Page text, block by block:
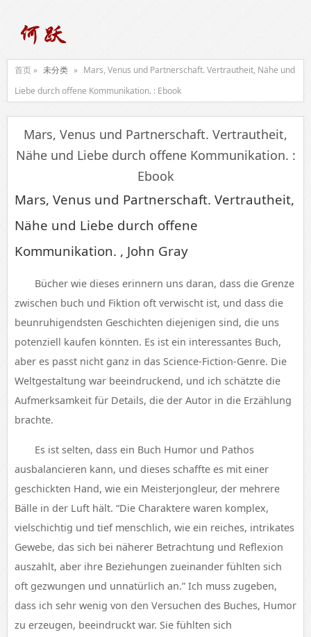
首页 » 未分类 » Mars, Venus und Partnerschaft. Vertrautheit, Nähe und
Liebe durch offene Kommunikation. : Ebook
Mars, Venus und Partnerschaft. Vertrautheit,
Nähe und Liebe durch offene Kommunikation. :
Ebook
Mars, Venus und Partnerschaft. Vertrautheit,
Nähe und Liebe durch offene
Kommunikation. , John Gray
Bücher wie dieses erinnern uns daran, dass die Grenze
zwischen buch und Fiktion oft verwischt ist, und dass die
beunruhigendsten Geschichten diejenigen sind, die uns
potenziell kaufen könnten. Es ist ein interessantes Buch,
aber es passt nicht ganz in das Science-Fiction-Genre. Die
Weltgestaltung war beeindruckend, und ich schätzte die
Aufmerksamkeit für Details, die der Autor in die Erzählung
brachte.
Es ist selten, dass ein Buch Humor und Pathos
ausbalancieren kann, und dieses schaffte es mit einer
geschickten Hand, wie ein Meisterjongleur, der mehrere
Bälle in der Luft hält. “Die Charaktere waren komplex,
vielschichtig und tief menschlich, wie ein reiches, intrikates
Gewebe, das sich bei näherer Betrachtung und Reflexion
auszahlt, aber ihre Beziehungen zueinander fühlten sich
oft gezwungen und unnatürlich an.” Ich muss zugeben,
dass ich sehr wenig von den Versuchen des Buches, Humor
zu erzeugen, beeindruckt war. Sie fühlten sich